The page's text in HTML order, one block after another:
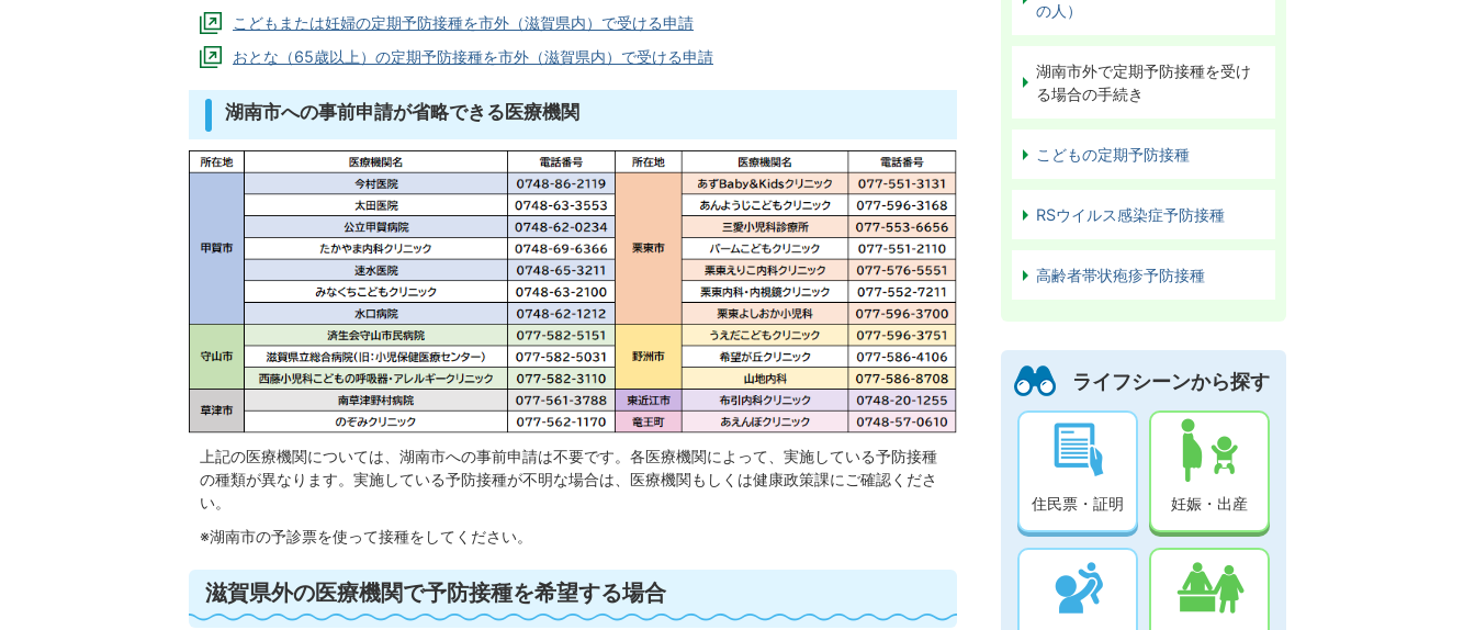
こどもまたは妊婦の定期予防接種を市外（滋賀県内）で受ける申請
おとな（65歳以上）の定期予防接種を市外（滋賀県内）で受ける申請
湖南市への事前申請が省略できる医療機関
上記の医療機関については、湖南市への事前申請は不要です。各医療機関によって、実施している予防接種
の種類が異なります。実施している予防接種が不明な場合は、医療機関もしくは健康政策課にご確認くださ
い。
※湖南市の予診票を使って接種をしてください。
滋賀県外の医療機関で予防接種を希望する場合
の人）
湖南市外で定期予防接種を受け
る場合の手続き
こどもの定期予防接種
RSウイルス感染症予防接種
高齢者帯状疱疹予防接種
ライフシーンから探す
住民票・証明 妊娠・出産